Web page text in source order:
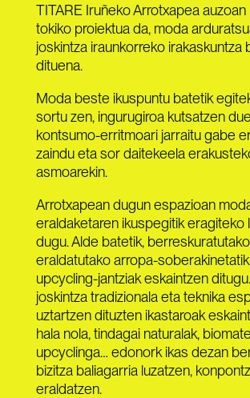
TITARE Iruñeko Arrotxapea
tokiko proiektua da, moda
joskintza iraunkorreko irakaskuntza
dituena.
Moda beste ikuspuntu batetik
sortu zen, ingurugiroa kutsatzen
kontsumo-erritmoari jarraitu gabe
zaindu eta sor daitekeela
asmoarekin.
Arrotxapean dugun espazioan
eraldaketaren ikuspegitik eragiteko
dugu. Alde batetik,
eraldatutako arropa-
upcycling-jantziak eskaintzen
joskintza tradizionala eta teknika
uztartzen dituzten ikastaroak
hala nola, tindagai naturalak,
upcyclinga… edonork ikas dezan
bizitza baliagarria luzatzen,
eraldatzen.